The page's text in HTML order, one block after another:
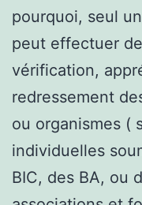
pourquoi, seul
peut effectuer
vérification,
redressement
ou organismes (
individuelles
BIC, des BA, ou